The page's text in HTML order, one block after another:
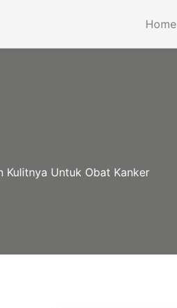
Home
Kulitnya Untuk Obat Kanker